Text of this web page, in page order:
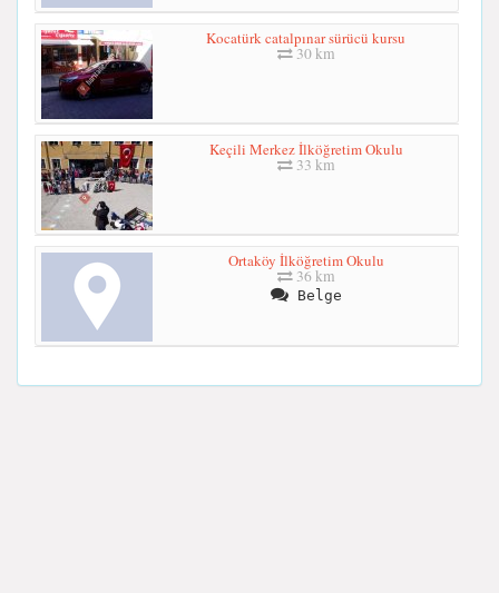
Kocatürk catalpınar sürücü kursu
30 km
Keçili Merkez İlköğretim Okulu
33 km
Ortaköy İlköğretim Okulu
36 km
Belge